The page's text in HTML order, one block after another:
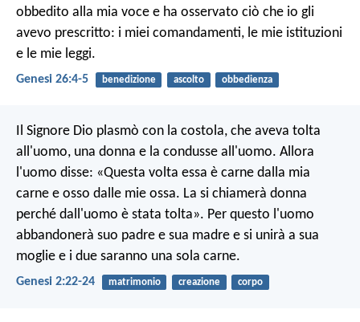
obbedito alla mia voce e ha osservato ciò che io gli
avevo prescritto: i miei comandamenti, le mie istituzioni
e le mie leggi.
Genesi 26:4-5 benedizione ascolto obbedienza
Il Signore Dio plasmò con la costola, che aveva tolta
all'uomo, una donna e la condusse all'uomo. Allora
l'uomo disse: «Questa volta essa è carne dalla mia
carne e osso dalle mie ossa. La si chiamerà donna
perché dall'uomo è stata tolta». Per questo l'uomo
abbandonerà suo padre e sua madre e si unirà a sua
moglie e i due saranno una sola carne.
Genesi 2:22-24 matrimonio creazione corpo